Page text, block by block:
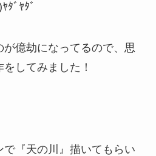
ﾀﾞﾔﾀﾞ
億劫になってるので、思
してみました！
『天の川』描いてもらい